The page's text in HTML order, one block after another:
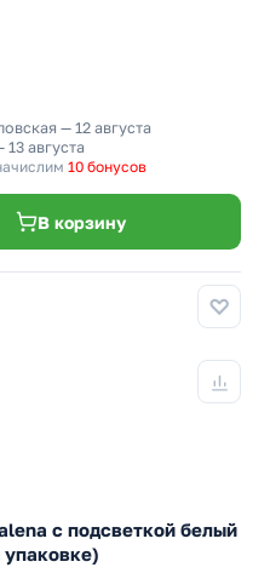
— 12 августа
августа
10 бонусов
В корзину
с подсветкой белый
упаковке)